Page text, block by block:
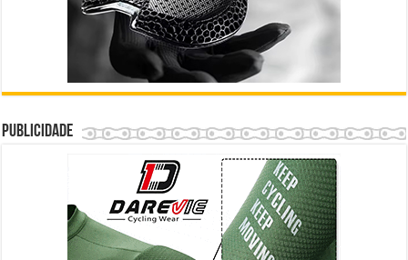
Publicidade